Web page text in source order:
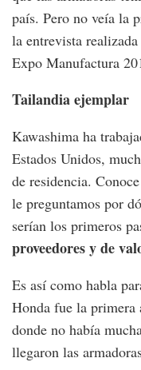
país. Pero no veía la
la entrevista
Expo Manufactura
Tailandia ejemplar
Kawashima ha
Estados Unidos,
de residencia.
le preguntamos por
serían los primeros
proveedores y de
Es así como habla
Honda fue la primera
donde no había
llegaron las